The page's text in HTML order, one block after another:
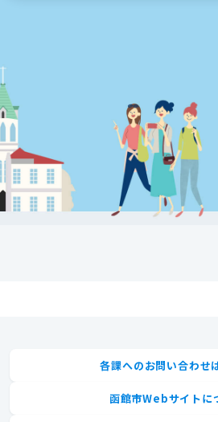
各課へのお問い合わせ
函館市Webサイトに